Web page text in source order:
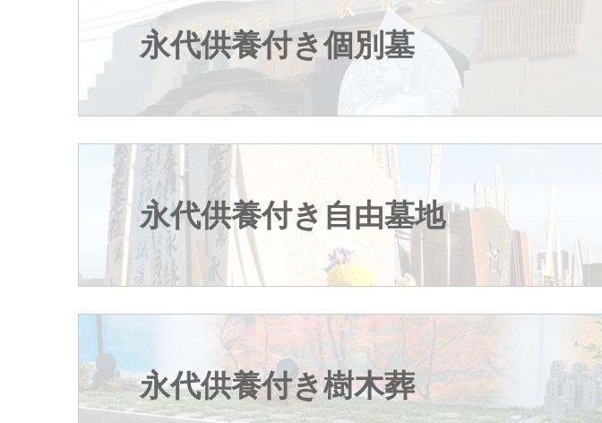
永代供養付き個別墓
永代供養付き自由墓地
永代供養付き樹木葬